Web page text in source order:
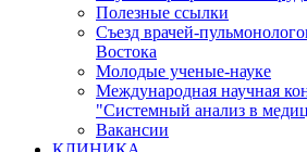
Полезные ссылки
Съезд врачей-
Востока
Молодые ученые-науке
Международная научная
"Системный анализ в
Вакансии